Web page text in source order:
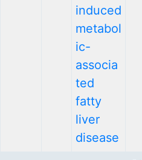
induced
metabol
ic-
associa
ted
fatty
liver
disease